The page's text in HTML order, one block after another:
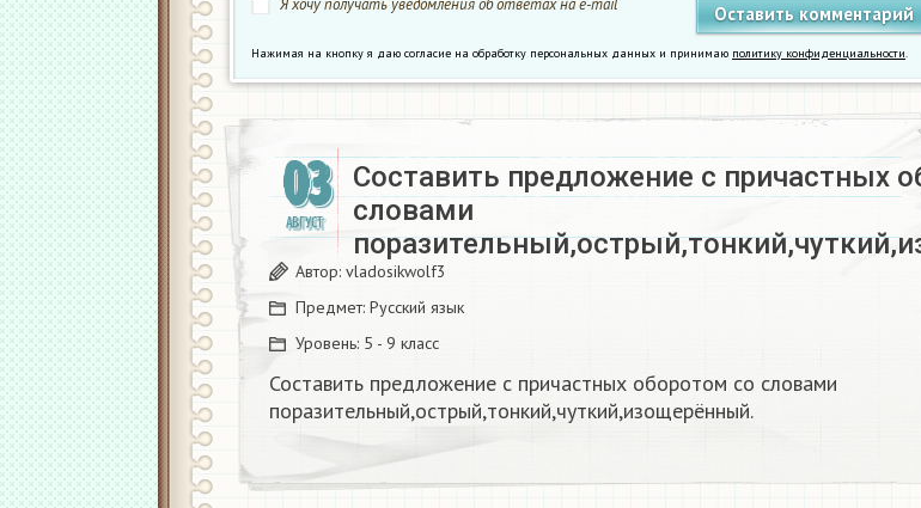
Я хочу получать уведомления об ответах на e-mail
Нажимая на кнопку я даю согласие на обработку персональных данных и принимаю политику конфиденциальности.
03
АВГУСТ
Составить предложение с причастных
словами
Автор: vladosikwolf3
Предмет: Русский язык
Уровень: 5 - 9 класс
Составить предложение с причастных оборотом со словами
поразительный,острый,тонкий,чуткий,изощерённый.